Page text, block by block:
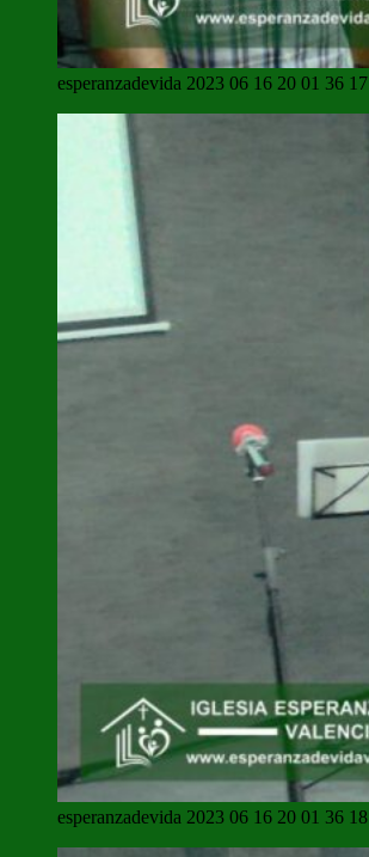
esperanzadevida 2023 06 16 20 01 36 17
esperanzadevida 2023 06 16 20 01 36 18